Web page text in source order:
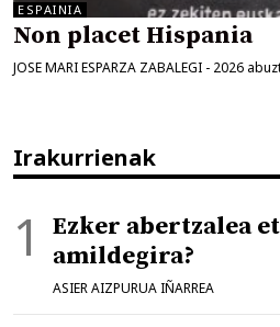
ESPAINIA
Non placet Hispania
JOSE MARI ESPARZA ZABALEGI - 2026
Irakurrienak
Ezker abertzalea
amildegira?
ASIER AIZPURUA IÑARREA